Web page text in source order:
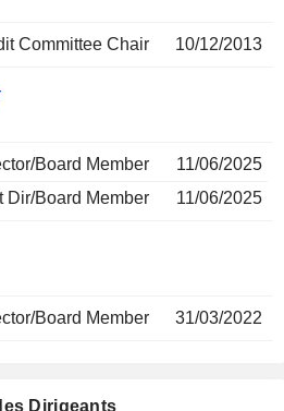
Committee Chair 10/12/2013
Board Member
11/06/2025
Dir/Board Member
11/06/2025
Board Member 31/03/2022
Dirigeants